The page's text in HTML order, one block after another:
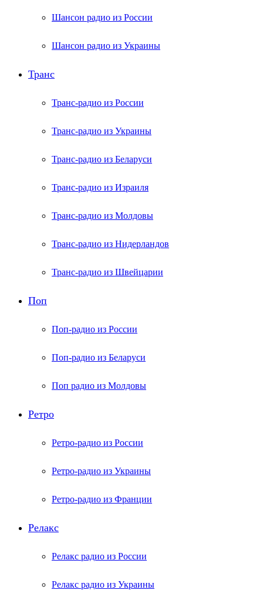
Шансон радио из России
Шансон радио из Украины
Транс
Транс-радио из России
Транс-радио из Украины
Транс-радио из Беларуси
Транс-радио из Израиля
Транс-радио из Молдовы
Транс-радио из Нидерландов
Транс-радио из Швейцарии
Поп
Поп-радио из России
Поп-радио из Беларуси
Поп радио из Молдовы
Ретро
Ретро-радио из России
Ретро-радио из Украины
Ретро-радио из Франции
Релакс
Релакс радио из России
Релакс радио из Украины